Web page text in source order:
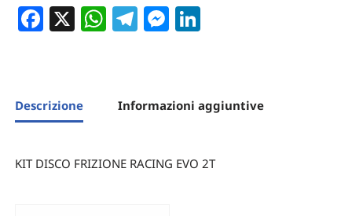
Facebook
X WhatsApp
Telegram
Messenger
Descrizione Informazioni aggiuntive
KIT DISCO FRIZIONE RACING EVO 2T